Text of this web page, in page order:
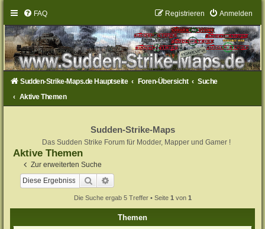
FAQ Anmelden
Registrieren
Sudden-Strike-Maps.de Hauptseite Foren-Übersicht
Suche
Aktive Themen
Sudden-Strike-Maps
Das Sudden Strike Forum für Modder, Mapper und Gamer !
Aktive Themen
Zur erweiterten Suche
Suche
Die Suche ergab 5 Treffer • Seite 1 von 1
Themen